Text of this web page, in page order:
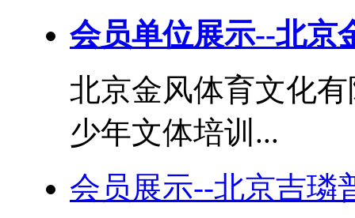
会员单位展示--北京
北京金风体育文化
少年文体培训...
会员展示--北京吉璘